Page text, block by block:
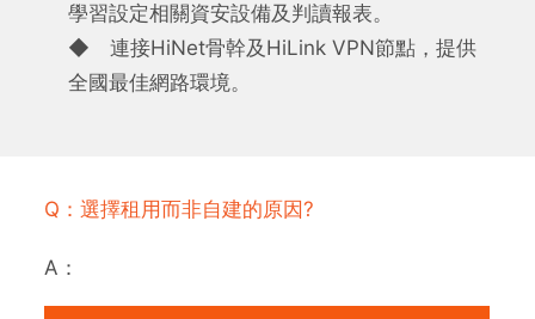
學習設定相關資安設備及判讀報表。
◆ 連接HiNet骨幹及HiLink VPN節點，提供
全國最佳網路環境。
Q：選擇租用而非自建的原因?
A：